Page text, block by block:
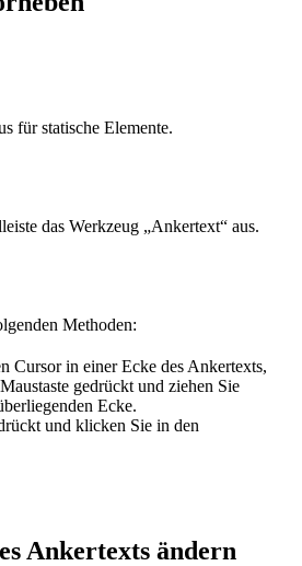
für statische Elemente.
das Werkzeug „Ankertext“ aus.
Methoden:
Cursor in einer Ecke des Ankertexts,
gedrückt und ziehen Sie
Ecke.
und klicken Sie in den
Ankertexts ändern